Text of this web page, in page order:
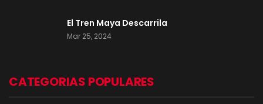
El Tren Maya Descarrila
Mar 25, 2024
CATEGORIAS POPULARES